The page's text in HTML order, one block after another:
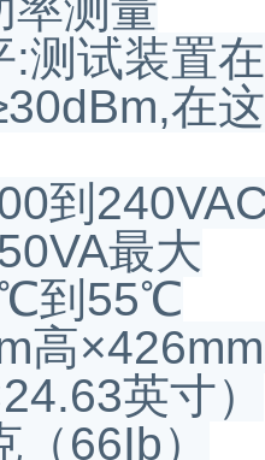
:测试装置
在
到
最大
到55℃
高
英寸）
66Ib）